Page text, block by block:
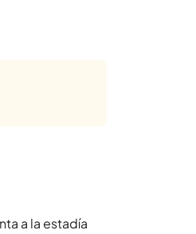
a la estadía